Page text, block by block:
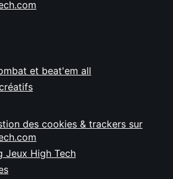
et beat'em all
des cookies & trackers sur
Jeux High Tech